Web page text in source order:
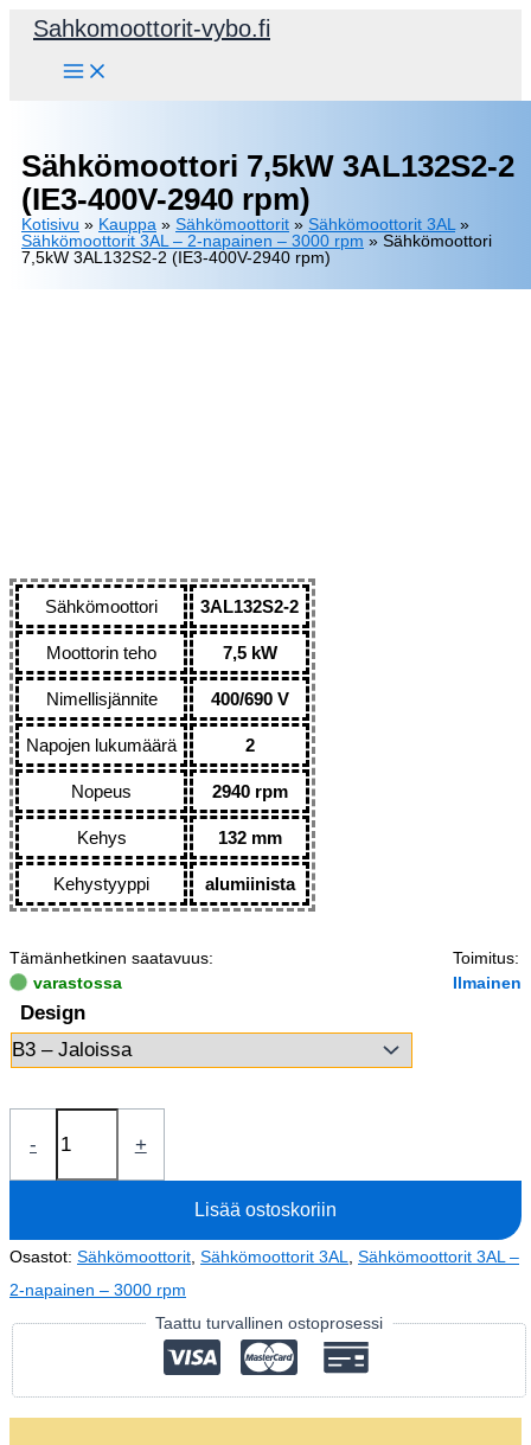
Siirry
Sahkomoottorit-vybo.fi
Sähkömoottori 7,5kW 3AL132S2-2
(IE3-400V-2940 rpm)
Kotisivu » Kauppa » Sähkömoottorit » Sähkömoottorit 3AL »
Sähkömoottorit 3AL – 2-napainen – 3000 rpm » Sähkömoottori
7,5kW 3AL132S2-2 (IE3-400V-2940 rpm)
Sähkömoottori 3AL132S2-2
Moottorin teho 7,5 kW
Nimellisjännite 400/690 V
Napojen lukumäärä 2
Nopeus 2940 rpm
Kehys 132 mm
Kehystyyppi alumiinista
Tämänhetkinen saatavuus:
varastossa
Toimitus:
Ilmainen
Design
-
7,5kW
(IE3-
400V-
2940
rpm)
määrä
+
Lisää ostoskoriin
Osastot: Sähkömoottorit Sähkömoottorit 3AL
Sähkömoottorit 3AL –
2-napainen – 3000 rpm
Taattu turvallinen ostoprosessi